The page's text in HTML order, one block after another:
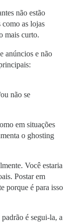
não estão
as lojas
mais curto.
anúncios e não
não se
em situações
o ghosting
Você estaria
Postar em
porque é para isso
é segui-la, a